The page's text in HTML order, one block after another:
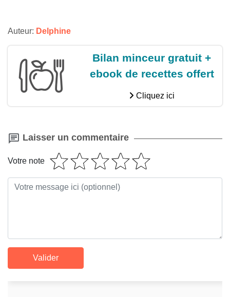
Auteur: Delphine
Bilan minceur gratuit +
ebook de recettes offert
Cliquez ici
Laisser un commentaire
Votre note